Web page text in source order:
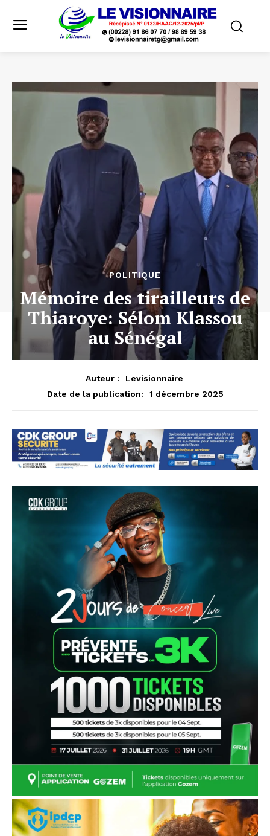
POLITIQUE
Mémoire des tirailleurs de
Thiaroye: Sélom Klassou
au Sénégal
Auteur :
Levisionnaire
Date de la publication:
1 décembre 2025